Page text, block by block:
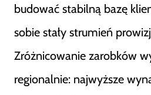
budować stabilną bazę
sobie stały strumień
Zróżnicowanie zarobków
regionalnie: najwyższe